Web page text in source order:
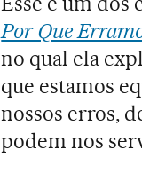
Por Que
no qual ela
que estamos
nossos erros,
podem nos